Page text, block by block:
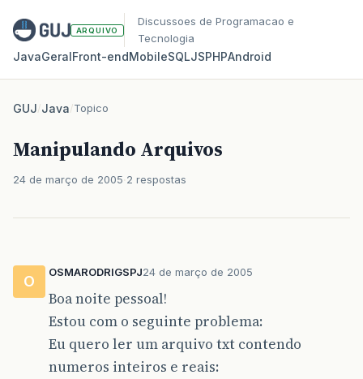
ARQUIVO
Discussoes de Programacao e
Tecnologia
JavaGeralFront‑endMobileSQLJSPHPAndroid
GUJ/Java/Topico
Manipulando Arquivos
24 de março de 2005 2 respostas
O
OSMARODRIGSPJ24 de março de 2005
Boa noite pessoal!
Estou com o seguinte problema:
Eu quero ler um arquivo txt contendo
numeros inteiros e reais: